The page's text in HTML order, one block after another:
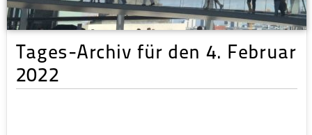
Tages-Archiv für den 4. Februar
2022